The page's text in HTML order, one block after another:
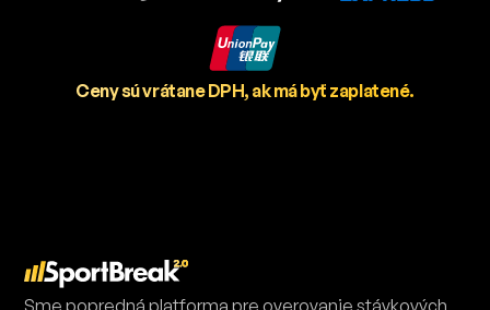
Ceny sú vrátane DPH, ak má byť zaplatené.